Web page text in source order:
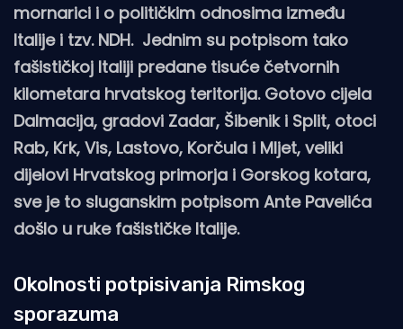
mornarici i o političkim odnosima između
Italije i tzv. NDH. Jednim su potpisom tako
fašističkoj Italiji predane tisuće četvornih
kilometara hrvatskog teritorija. Gotovo cijela
Dalmacija, gradovi Zadar, Šibenik i Split, otoci
Rab, Krk, Vis, Lastovo, Korčula i Mljet, veliki
dijelovi Hrvatskog primorja i Gorskog kotara,
sve je to sluganskim potpisom Ante Pavelića
došlo u ruke fašističke Italije.
Okolnosti potpisivanja Rimskog
sporazuma